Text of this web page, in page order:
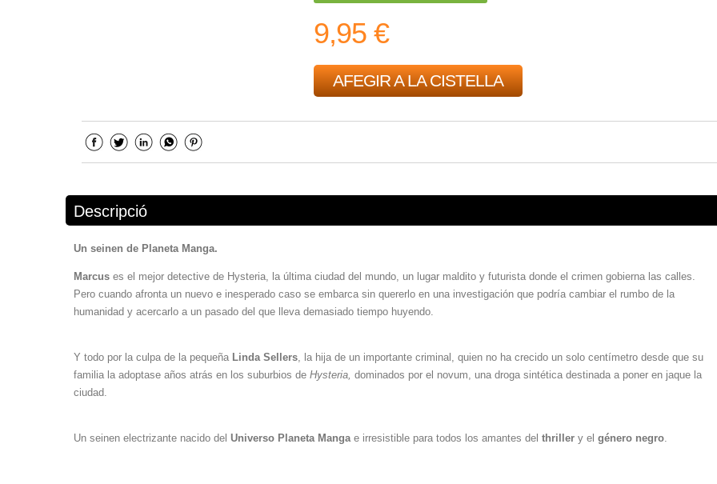
9,95 €
AFEGIR A LA CISTELLA
Descripció
Un seinen de Planeta Manga.
Marcus es el mejor detective de Hysteria, la última ciudad del mundo, un lugar maldito y futurista donde el crimen gobierna las calles.
Pero cuando afronta un nuevo e inesperado caso se embarca sin quererlo en una investigación que podría cambiar el rumbo de la
humanidad y acercarlo a un pasado del que lleva demasiado tiempo huyendo.
Y todo por la culpa de la pequeña Linda Sellers, la hija de un importante criminal, quien no ha crecido un solo centímetro desde que su
familia la adoptase años atrás en los suburbios de Hysteria, dominados por el novum, una droga sintética destinada a poner en jaque la
ciudad.
Un seinen electrizante nacido del Universo Planeta Mangae irresistible para todos los amantes del thriller y el género negro.